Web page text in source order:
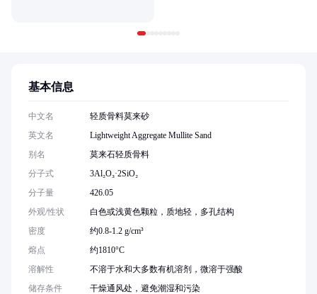
基本信息
中文名
轻质骨料莫来砂
英文名
Lightweight Aggregate Mullite Sand
别名
莫来石轻质骨料
分子式
3Al₂O₃·2SiO₂
分子量
426.05
外观/性状
白色或浅黄色颗粒，质地轻，多孔结构
密度
约0.8-1.2 g/cm³
熔点
约1810°C
溶解性
不溶于水和大多数有机溶剂，微溶于强酸
储存条件
干燥通风处，避免潮湿和污染